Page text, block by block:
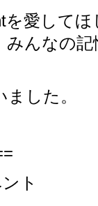
を愛して
んなの
した。
ト